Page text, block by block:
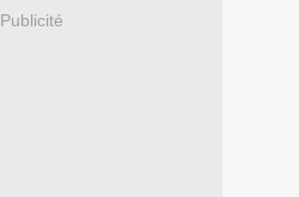
Publicité